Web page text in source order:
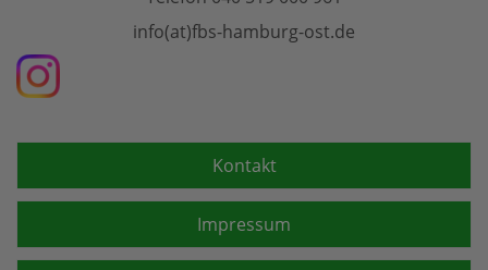
info(at)fbs-hamburg-ost.de
Kontakt
Impressum